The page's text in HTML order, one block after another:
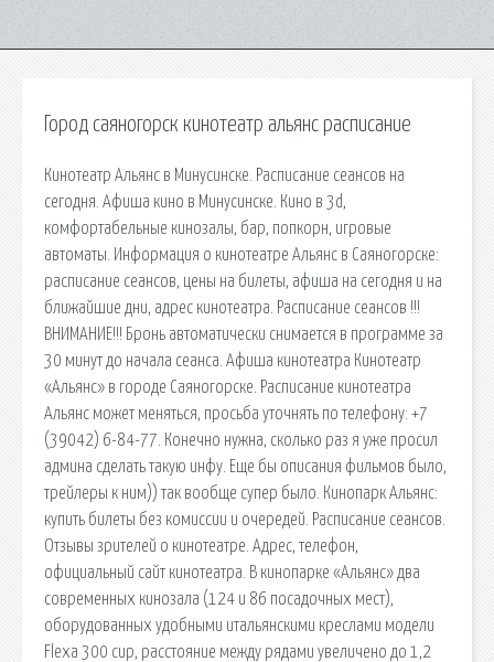
Город саяногорск кинотеатр альянс расписание
Кинотеатр Альянс в Минусинске. Расписание сеансов на
сегодня. Афиша кино в Минусинске. Кино в 3d,
комфортабельные кинозалы, бар, попкорн, игровые
автоматы. Информация о кинотеатре Альянс в Саяногорске:
расписание сеансов, цены на билеты, афиша на сегодня и на
ближайшие дни, адрес кинотеатра. Расписание сеансов !!!
ВНИМАНИЕ!!! Бронь автоматически снимается в программе за
30 минут до начала сеанса. Афиша кинотеатра Кинотеатр
«Альянс» в городе Саяногорске. Расписание кинотеатра
Альянс может меняться, просьба уточнять по телефону: +7
(39042) 6-84-77. Конечно нужна, сколько раз я уже просил
админа сделать такую инфу. Еще бы описания фильмов было,
трейлеры к ним)) так вообще супер было. Кинопарк Альянс:
купить билеты без комиссии и очередей. Расписание сеансов.
Отзывы зрителей о кинотеатре. Адрес, телефон,
официальный сайт кинотеатра. В кинопарке «Альянс» два
современных кинозала (124 и 86 посадочных мест),
оборудованных удобными итальянскими креслами модели
Flexa 300 cup, расстояние между рядами увеличено до 1,2